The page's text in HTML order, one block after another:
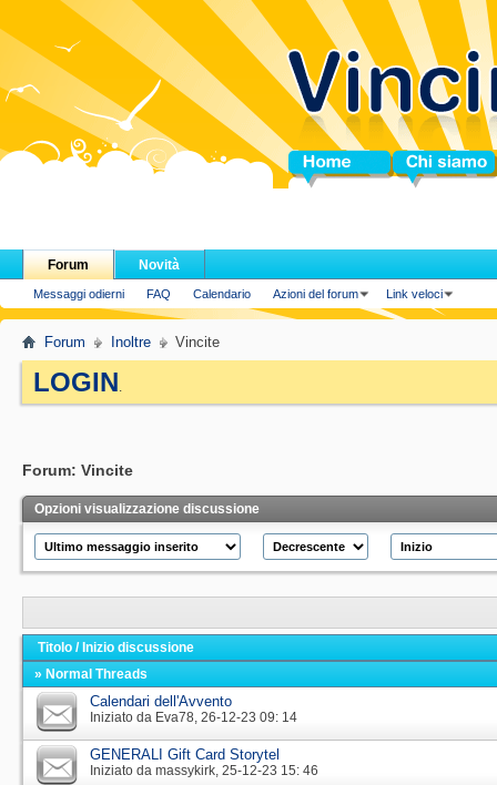
Home Chi siamo
Forum
Messaggi odierni FAQ Calendario Azioni del forum Link veloci
Novità
Forum Inoltre Vincite
LOGIN.
Forum: Vincite
Opzioni visualizzazione discussione
Titolo /Inizio discussione
» Normal Threads
Calendari dell'Avvento
Iniziato da Eva78‎, 26-12-23 09: 14
GENERALI Gift Card Storytel
Iniziato da massykirk‎, 25-12-23 15: 46